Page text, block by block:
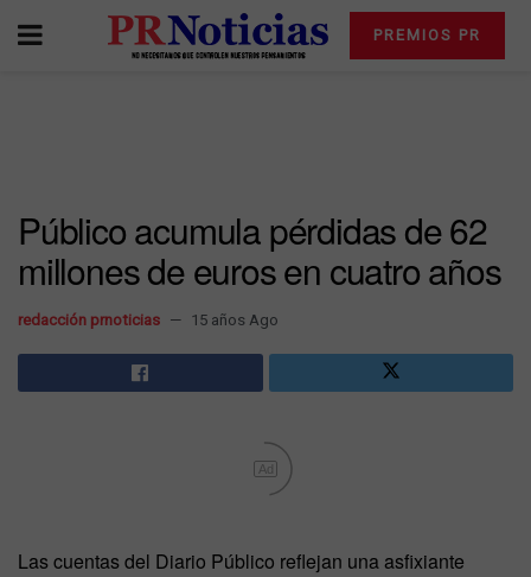
PREMIOS PR
Público acumula pérdidas de 62
millones de euros en cuatro años
redacción prnoticias 15 años Ago
Ad
Las cuentas del Diario Público reflejan una asfixiante